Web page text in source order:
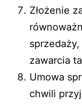
Złożenie
zawarcia
Umowa
chwili